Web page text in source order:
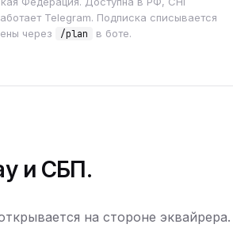
Telegram. Подписка списывается
через
/plan в боте.
и СБП.
на стороне эквайрера.